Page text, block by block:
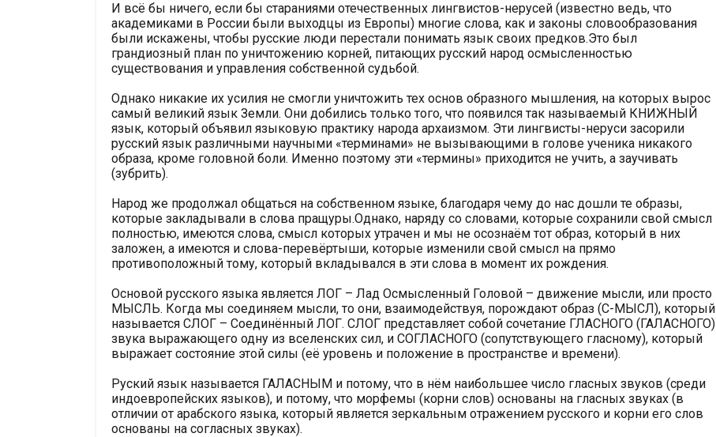
И всё бы ничего, если бы стараниями отечественных лингвистов-нерусей (известно ведь, что
академиками в России были выходцы из Европы) многие слова, как и законы словообразования
были искажены, чтобы русские люди перестали понимать язык своих предков.Это был
грандиозный план по уничтожению корней, питающих русский народ осмысленностью
существования и управления собственной судьбой.
Однако никакие их усилия не смогли уничтожить тех основ образного мышления, на которых вырос
самый великий язык Земли. Они добились только того, что появился так называемый КНИЖНЫЙ
язык, который объявил языковую практику народа архаизмом. Эти лингвисты-неруси засорили
русский язык различными научными «терминами» не вызывающими в голове ученика никакого
образа, кроме головной боли. Именно поэтому эти «термины» приходится не учить, а заучивать
(зубрить).
Народ же продолжал общаться на собственном языке, благодаря чему до нас дошли те образы,
которые закладывали в слова пращуры.Однако, наряду со словами, которые сохранили свой смысл
полностью, имеются слова, смысл которых утрачен и мы не осознаём тот образ, который в них
заложен, а имеются и слова-перевёртыши, которые изменили свой смысл на прямо
противоположный тому, который вкладывался в эти слова в момент их рождения.
Основой русского языка является ЛОГ – Лад Осмысленный Головой – движение мысли, или просто
МЫСЛЬ. Когда мы соединяем мысли, то они, взаимодействуя, порождают образ (С-МЫСЛ), который
называется СЛОГ – Соединённый ЛОГ. СЛОГ представляет собой сочетание ГЛАСНОГО (ГАЛАСНОГО)
звука выражающего одну из вселенских сил, и СОГЛАСНОГО (сопутствующего гласному), который
выражает состояние этой силы (её уровень и положение в пространстве и времени).
Руский язык называется ГАЛАСНЫМ и потому, что в нём наибольшее число гласных звуков (среди
индоевропейских языков), и потому, что морфемы (корни слов) основаны на гласных звуках (в
отличии от арабского языка, который является зеркальным отражением русского и корни его слов
основаны на согласных звуках).